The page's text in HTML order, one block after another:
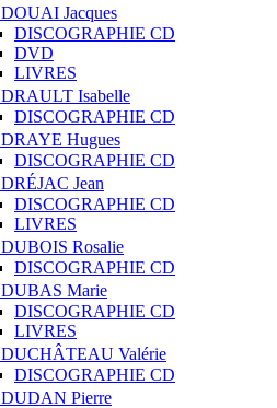
DOUAI Jacques
DISCOGRAPHIE CD
DVD
LIVRES
DRAULT Isabelle
DISCOGRAPHIE CD
DRAYE Hugues
DISCOGRAPHIE CD
DRÉJAC Jean
DISCOGRAPHIE CD
LIVRES
DUBOIS Rosalie
DISCOGRAPHIE CD
DUBAS Marie
DISCOGRAPHIE CD
LIVRES
DUCHÂTEAU Valérie
DISCOGRAPHIE CD
DUDAN Pierre